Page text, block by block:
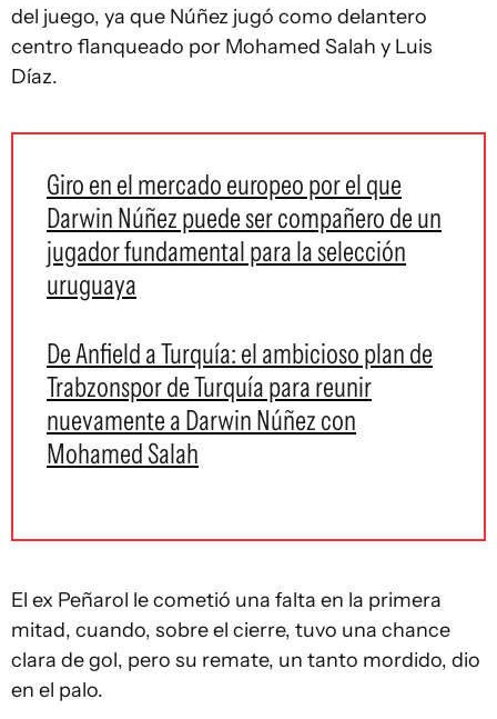
del juego, ya que Núñez jugó como delantero
centro flanqueado por Mohamed Salah y Luis
Díaz.
Giro en el mercado europeo por el que
Darwin Núñez puede ser compañero de un
jugador fundamental para la selección
uruguaya
De Anfield a Turquía: el ambicioso plan de
Trabzonspor de Turquía para reunir
nuevamente a Darwin Núñez con
Mohamed Salah
El ex Peñarol le cometió una falta en la primera
mitad, cuando, sobre el cierre, tuvo una chance
clara de gol, pero su remate, un tanto mordido, dio
en el palo.